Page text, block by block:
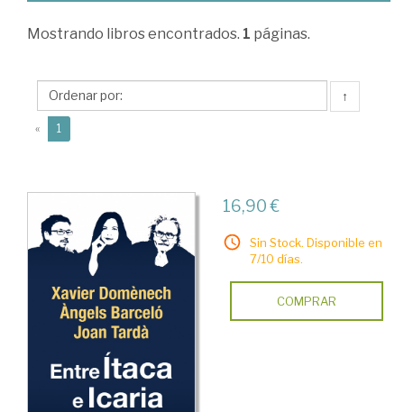
Tardà
Coma,
Joan
Mostrando libros encontrados. 1 páginas.
↑
« 1
16,90 €
Sin Stock. Disponible en
7/10 días.
COMPRAR